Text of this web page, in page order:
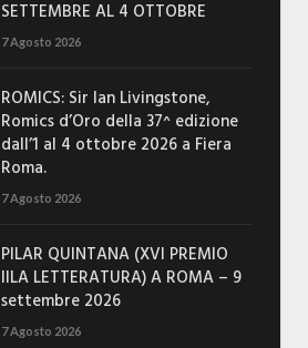
SETTEMBRE AL 4 OTTOBRE
7 Agosto 2026
ROMICS: Sir Ian Livingstone,
Romics d’Oro della 37^ edizione
dall’1 al 4 ottobre 2026 a Fiera
Roma.
7 Agosto 2026
PILAR QUINTANA (XVI PREMIO
IILA LETTERATURA) A ROMA – 9
settembre 2026
7 Agosto 2026